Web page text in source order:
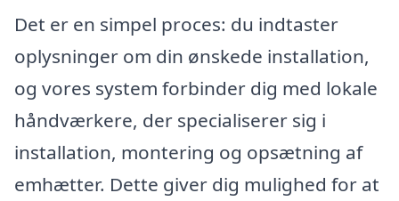
Det er en simpel proces: du indtaster
oplysninger om din ønskede installation,
og vores system forbinder dig med lokale
håndværkere, der specialiserer sig i
installation, montering og opsætning af
emhætter. Dette giver dig mulighed for at